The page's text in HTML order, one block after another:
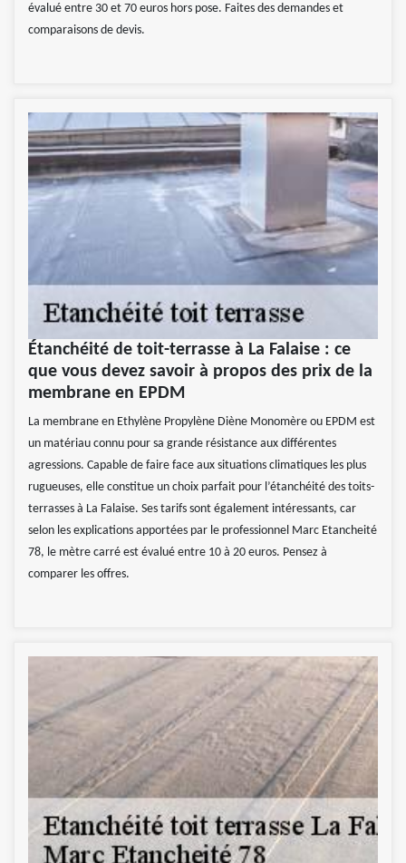
évalué entre 30 et 70 euros hors pose. Faites des demandes et
comparaisons de devis.
Étanchéité de toit-terrasse à La Falaise : ce
que vous devez savoir à propos des prix de la
membrane en EPDM
La membrane en Ethylène Propylène Diène Monomère ou EPDM est
un matériau connu pour sa grande résistance aux différentes
agressions. Capable de faire face aux situations climatiques les plus
rugueuses, elle constitue un choix parfait pour l’étanchéité des toits-
terrasses à La Falaise. Ses tarifs sont également intéressants, car
selon les explications apportées par le professionnel Marc Etancheité
78, le mètre carré est évalué entre 10 à 20 euros. Pensez à
comparer les offres.